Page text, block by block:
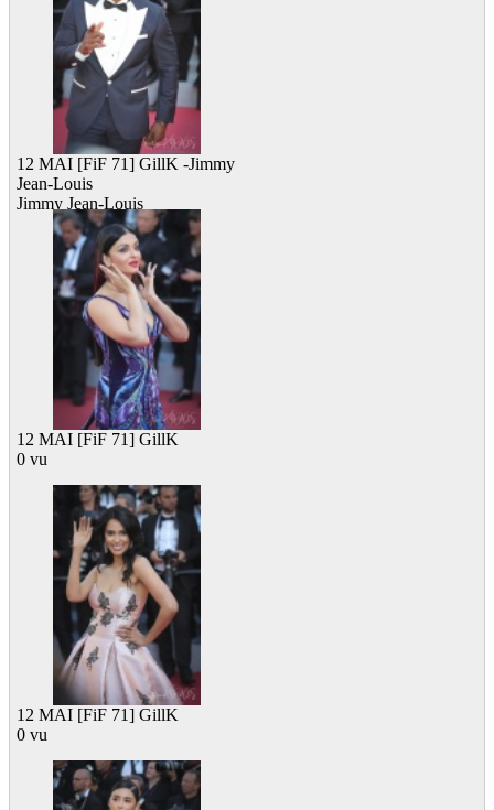
12 MAI [FiF 71] GillK -Jimmy
Jean-Louis
Jimmy Jean-Louis
12 MAI [FiF 71] GillK
0 vu
12 MAI [FiF 71] GillK
0 vu